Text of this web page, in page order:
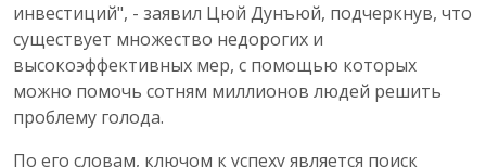
инвестиций", - заявил Цюй Дунъюй, подчеркнув, что
существует множество недорогих и
высокоэффективных мер, с помощью которых
можно помочь сотням миллионов людей решить
проблему голода.
По его словам, ключом к успеху является поиск